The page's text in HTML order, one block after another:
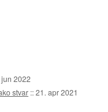
jun 2022
stvar ::21. apr 2021